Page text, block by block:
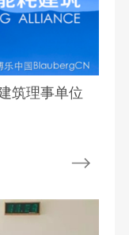
筑理事单位